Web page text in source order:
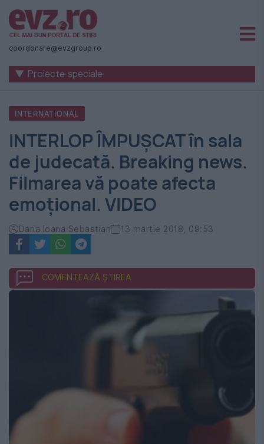
Știri
naționale
internaționale
România
Evenimentul
Zilei
coordonare@evzgroup.ro
▼ Proiecte speciale
INTERNATIONAL
INTERLOP ÎMPUŞCAT în sala
de judecată. Breaking news.
Filmarea vă poate afecta
emoţional. VIDEO
Daria Ioana Sebastian 13 martie 2018, 09:53
COMENTEAZĂ ȘTIREA